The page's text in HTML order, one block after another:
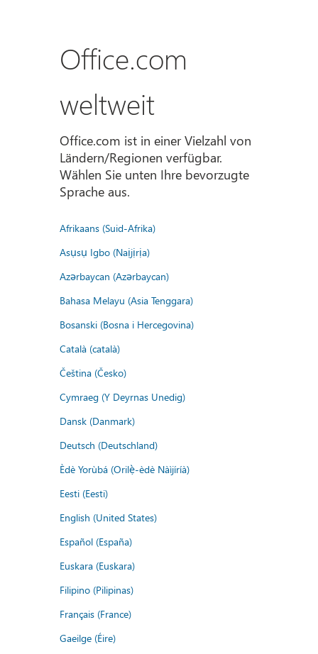
Office.com
weltweit
Office.com ist in einer Vielzahl von
Ländern/Regionen verfügbar.
Wählen Sie unten Ihre bevorzugte
Sprache aus.
Afrikaans (Suid-Afrika)
Asụsụ Igbo (Naịjịrịa)
Azərbaycan (Azərbaycan)
Bahasa Melayu (Asia Tenggara)
Bosanski (Bosna i Hercegovina)
Català (català)
Čeština (Česko)
Cymraeg (Y Deyrnas Unedig)
Dansk (Danmark)
Deutsch (Deutschland)
Èdè Yorùbá (Orilẹ̀-èdè Nàìjíríà)
Eesti (Eesti)
English (United States)
Español (España)
Euskara (Euskara)
Filipino (Pilipinas)
Français (France)
Gaeilge (Éire)